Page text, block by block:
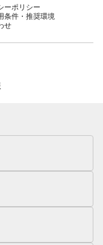
ーポリシー
条件・推奨環境
せ